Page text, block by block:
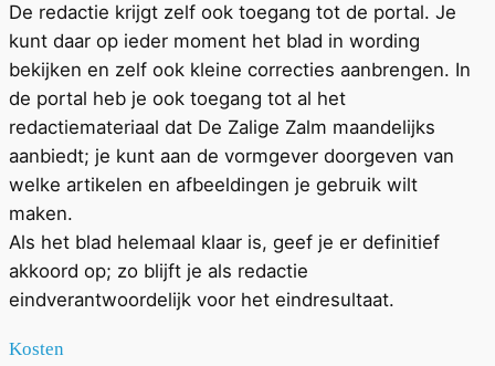
De redactie krijgt zelf ook toegang tot de portal. Je
kunt daar op ieder moment het blad in wording
bekijken en zelf ook kleine correcties aanbrengen. In
de portal heb je ook toegang tot al het
redactiemateriaal dat De Zalige Zalm maandelijks
aanbiedt; je kunt aan de vormgever doorgeven van
welke artikelen en afbeeldingen je gebruik wilt
maken.
Als het blad helemaal klaar is, geef je er definitief
akkoord op; zo blijft je als redactie
eindverantwoordelijk voor het eindresultaat.
Kosten